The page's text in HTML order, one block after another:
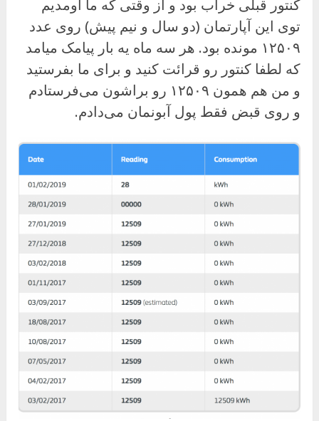
کنتور قبلی خراب بود و از وقتی که ما اومدیم
توی این آپارتمان (دو سال و نیم پیش) روی عدد
۱۲۵۰۹ مونده بود. هر سه ماه یه بار پیامک میامد
که لطفا کنتور رو قرائت کنید و برای ما بفرستید
و من هم همون ۱۲۵۰۹ رو براشون می‌فرستادم
و روی قبض فقط پول آبونمان می‌دادم.